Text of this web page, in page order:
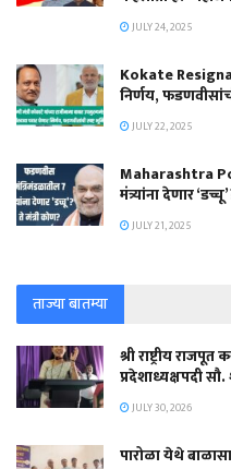
JULY 24, 2025
Kokate
निर्णय,
JULY 22, 2025
Maharashtra
मंत्र्यांना देणार
JULY 21, 2025
ताज्या बातम्या
श्री राष्ट्रीय राजपूत
प्रदेशाध्यक्षपदी
JULY 30, 2026
पारोळा येथे